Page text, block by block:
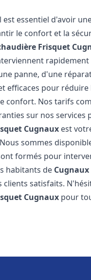
est essentiel d'avoir
le confort et la
Frisquet
panne, d'une
efficaces pour
confort. Nos tarifs
sur nos services
Cugnaux est
sommes
formés pour
habitants de Cugnaux
clients satisfaits.
Cugnaux pour